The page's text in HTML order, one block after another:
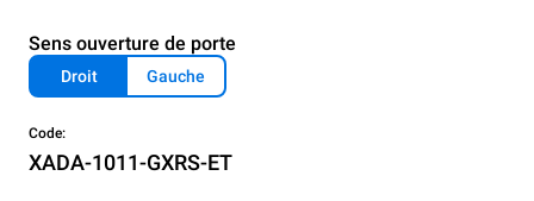
Sens ouverture de porte
Droit Gauche
Code:
XADA-1011-GXRS-ET